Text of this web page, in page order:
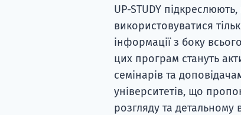
UP-STUDY
використовуватися
інформації з боку
цих програм стануть
семінарів та
університетів, що
розгляду та